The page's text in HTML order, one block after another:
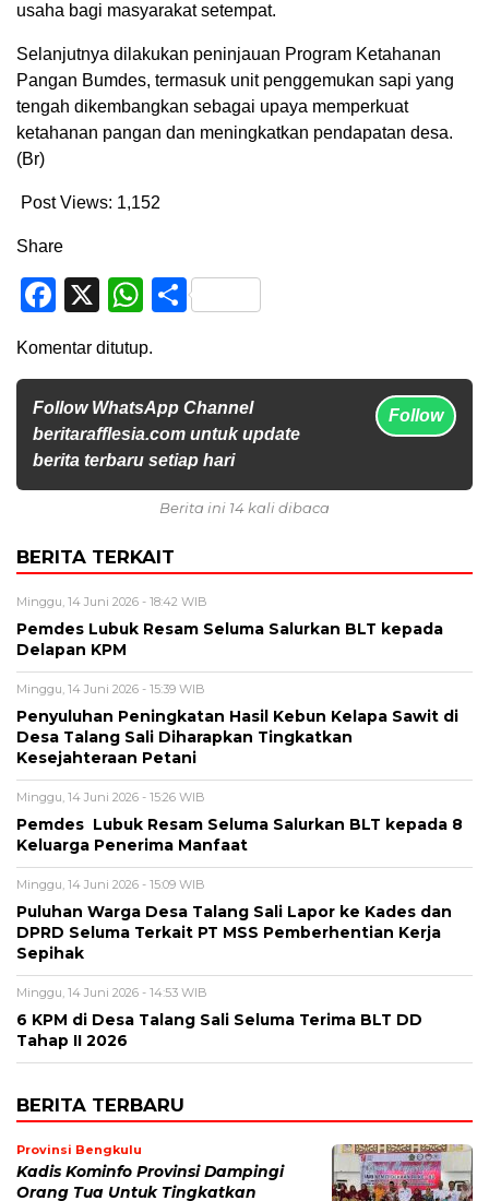
usaha bagi masyarakat setempat.
Selanjutnya dilakukan peninjauan Program Ketahanan
Pangan Bumdes, termasuk unit penggemukan sapi yang
tengah dikembangkan sebagai upaya memperkuat
ketahanan pangan dan meningkatkan pendapatan desa.
(Br)
Post Views: 1,152
Share
Facebook
X WhatsApp
Share
Komentar ditutup.
Follow WhatsApp Channel
beritarafflesia.com untuk update
berita terbaru setiap hari
Follow
Berita ini 14 kali dibaca
BERITA TERKAIT
Minggu, 14 Juni 2026 - 18:42 WIB
Pemdes Lubuk Resam Seluma Salurkan BLT kepada
Delapan KPM
Minggu, 14 Juni 2026 - 15:39 WIB
Penyuluhan Peningkatan Hasil Kebun Kelapa Sawit di
Desa Talang Sali Diharapkan Tingkatkan
Kesejahteraan Petani
Minggu, 14 Juni 2026 - 15:26 WIB
Pemdes Lubuk Resam Seluma Salurkan BLT kepada 8
Keluarga Penerima Manfaat
Minggu, 14 Juni 2026 - 15:09 WIB
Puluhan Warga Desa Talang Sali Lapor ke Kades dan
DPRD Seluma Terkait PT MSS Pemberhentian Kerja
Sepihak
Minggu, 14 Juni 2026 - 14:53 WIB
6 KPM di Desa Talang Sali Seluma Terima BLT DD
Tahap II 2026
BERITA TERBARU
Provinsi Bengkulu
Kadis Kominfo Provinsi Dampingi
Orang Tua Untuk Tingkatkan